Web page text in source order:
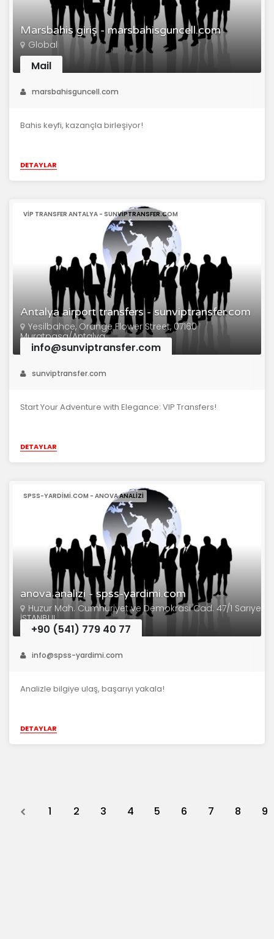
Marsbahis giriş - marsbahisguncell.com
Global
Mail
marsbahisguncell.com
Bahis keyfi, kazançla birleşiyor!
DETAYLAR
Antalya airport transfers - sunviptransfer.com
VIP TRANSFER ANTALYA - SUNVIPTRANSFER.COM
Yesilbahce, Orange Flower Street, 07160
Muratpasa/Antalya
info@sunviptransfer.com
sunviptransfer.com
Start Your Adventure with Elegance: VIP Transfers!
DETAYLAR
anova analizi - spss-yardimi.com
SPSS-YARDIMI.COM - ANOVA ANALIZI
Huzur Mah. Cumhuriyet ve Demokrasi Cad. 47/1 Sarıyer
İSTANBUL
+90 (541) 779 40 77
info@spss-yardimi.com
Analizle bilgiye ulaş, başarıyı yakala!
DETAYLAR
Previous
1 2 3 4 5 6 7 8 9